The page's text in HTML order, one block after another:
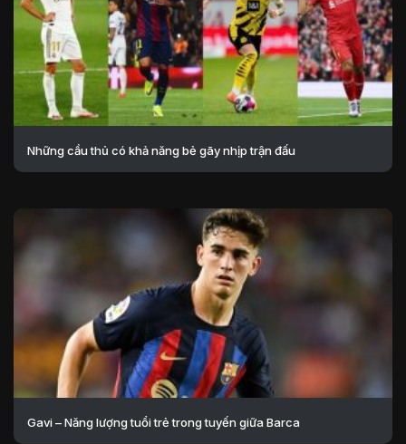
Những cầu thủ có khả năng bẻ gãy nhịp trận đấu
Gavi – Năng lượng tuổi trẻ trong tuyến giữa Barca